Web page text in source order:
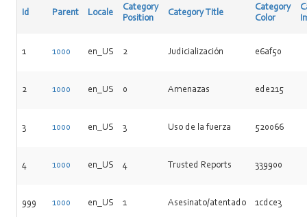
Id Parent Locale
Category
Position
Category Title
Category
Color
1 1000 en_US 2 Judicialización e6af50
2 1000 en_US 0 Amenazas ede215
3 1000 en_US 3 Uso de la fuerza 520066
4 1000 en_US 4 Trusted Reports 339900
999 1000 en_US 1 Asesinato/atentado 1cdce3